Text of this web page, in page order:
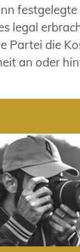
legal
Partei die
an oder